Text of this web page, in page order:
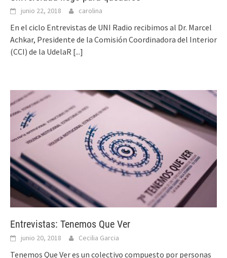
junio 22, 2018 carolina
En el ciclo Entrevistas de UNI Radio recibimos al Dr. Marcel
Achkar, Presidente de la Comisión Coordinadora del Interior
(CCI) de la UdelaR [...]
Entrevistas: Tenemos Que Ver
junio 20, 2018 Cecilia Garcia
Tenemos Que Ver es un colectivo compuesto por personas